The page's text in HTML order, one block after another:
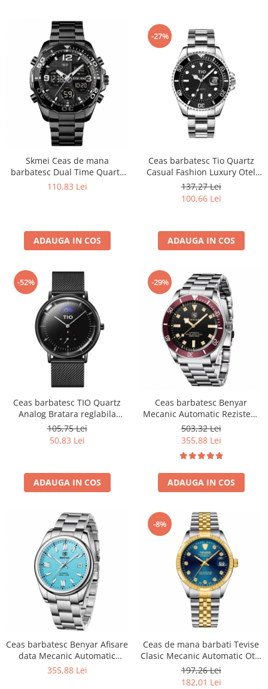
Skmei Ceas de mana
barbatesc Dual Time Quartz
Digital Otel inoxidabil
110,83 Lei
ADAUGA IN COS
-27%
Ceas barbatesc Tio Quartz
Casual Fashion Luxury Otel
inoxidabil
137,27 Lei
100,66 Lei
ADAUGA IN COS
-52%
Ceas barbatesc TIO Quartz
Analog Bratara reglabila
Fashion Elegant Luxury Otel
inoxidabil
105,75 Lei
50,83 Lei
ADAUGA IN COS
-29%
Ceas barbatesc Benyar
Mecanic Automatic Rezistent
la inot Analog Business
Luxury Casual Rosu
503,32 Lei
355,88 Lei
ADAUGA IN COS
Ceas barbatesc Benyar Afisare
data Mecanic Automatic
Analog Elegant Business
355,88 Lei
-8%
Ceas de mana barbati Tevise
Clasic Mecanic Automatic Otel
inoxidabil
197,26 Lei
182,01 Lei